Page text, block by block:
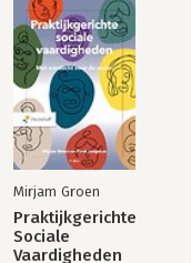
Mirjam Groen
Praktijkgerichte
Sociale
Vaardigheden